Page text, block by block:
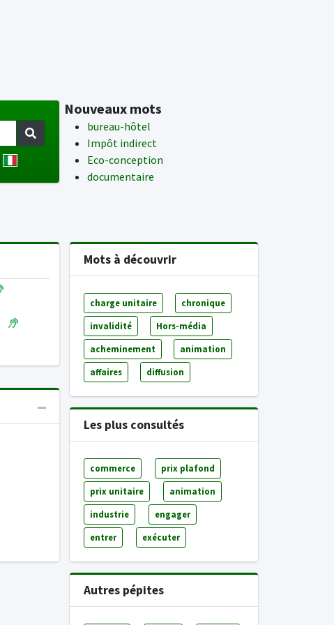
Nouveaux mots
bureau-hôtel
Impôt indirect
Eco-conception
documentaire
Mots à découvrir
charge unitaire chronique
invalidité Hors-média
acheminement animation
affaires diffusion
Les plus consultés
commerce prix plafond
prix unitaire animation
industrie engager
entrer exécuter
Autres pépites